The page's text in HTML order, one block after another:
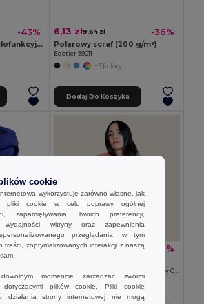
-43%
BANDIDO Chusta wielofunkcyjna
6,13 zł9,64 zł -36%
Polarowy scraf (200 g/m²)
Egotier 99011
+3 kolory
Dodaj Do Koszyka
-5%
RPET
16,58 zł 23,12 zł -28%
cookie
wykorzystuje zarówno własne, jak
pliki cookie w celu poprawy ogólnej
zapamiętywania Twoich preferencji,
wydajności witryny oraz zapewnienia
przeglądania, w tym
treści, zoptymalizowanych interakcji z naszą
momencie zarządzać swoimi
dotyczącymi plików cookie. Pliki cookie
działania strony internetowej nie mogą